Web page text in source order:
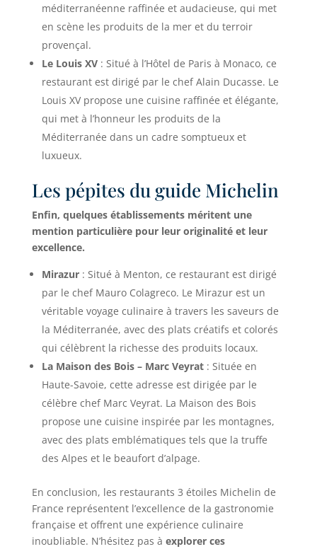
méditerranéenne raffinée et audacieuse, qui met
en scène les produits de la mer et du terroir
provençal.
Le Louis XV: Situé à l’Hôtel de Paris à Monaco, ce
restaurant est dirigé par le chef Alain Ducasse. Le
Louis XV propose une cuisine raffinée et élégante,
qui met à l’honneur les produits de la
Méditerranée dans un cadre somptueux et
luxueux.
Les pépites du guide Michelin
Enfin, quelques établissements méritent une
mention particulière pour leur originalité et leur
excellence.
Mirazur: Situé à Menton, ce restaurant est dirigé
par le chef Mauro Colagreco. Le Mirazur est un
véritable voyage culinaire à travers les saveurs de
la Méditerranée, avec des plats créatifs et colorés
qui célèbrent la richesse des produits locaux.
La Maison des Bois – Marc Veyrat: Située en
Haute-Savoie, cette adresse est dirigée par le
célèbre chef Marc Veyrat. La Maison des Bois
propose une cuisine inspirée par les montagnes,
avec des plats emblématiques tels que la truffe
des Alpes et le beaufort d’alpage.
En conclusion, les restaurants 3 étoiles Michelin de
France représentent l’excellence de la gastronomie
française et offrent une expérience culinaire
inoubliable. N’hésitez pas à explorer ces